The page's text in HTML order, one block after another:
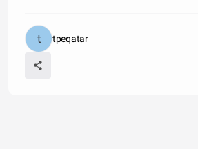
tpeqatar